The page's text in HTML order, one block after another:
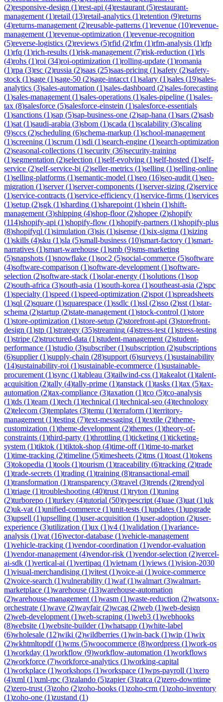
(2)responsive-design (1)rest-api (4)restaurant (5)restaurant-
management (1)retail (13)retail-analytics (1)retention (9)returns
(4)returns-management (2)reusable-patterns (1)revenue (10)revenue-
management (1)revenue-optimization (1)revenue-recognition
(5)reverse-logistics (2)reviews (5)rfid (2)rfm (1)rfm-analysis (1)rfp
(1)rfq (1)rich-results (1)risk-management (7)risk-reduction (1)rls
(4)rohs (1)roi (34)roi-optimization (1)rolling-update (1)romania
(1)rpa (3)rsc (2)russia (2)saas (25)saas-pricing (1)safety (2)safety-
stock (1)sage (1)sage-50 (2)sage-intacct (1)salary (1)sales (19)sales-
analytics (3)sales-automation (1)sales-dashboard (2)sales-forecasting
(1)sales-management (1)sales-operations (1)sales-pipeline (1)sales-
tax (8)salesforce (5)salesforce-einstein (1)salesforce-essentials
(1)sanctions (1)sap (5)sap-business-one (2)sap-hana (1)sars (2)sasb
(1)sat (1)saudi-arabia (3)sbom (1)scada (1)scalability (3)scaling
(9)sccs (2)scheduling (6)schema-markup (1)school-management
(1)screening (1)scrum (1)sdi (1)search-engine (1)search-optimization
(2)seasonal-collections (1)security (36)security-training
(1)segmentation (2)selection (1)self-evolving (1)self-hosted (1)self-
service (2)self-service-bi (2)seller-metrics (1)selling (1)selling-online
(1)selling-platforms (1)semantic-model (1)seo (16)seo-audit (1)seo-
migration (1)server(1)server-components (1)server-sizing (2)service
(1)service-contracts (1)service-efficiency (1)service-firms (1)services
(1)setup (2)sgk (1)sharding (1)sharepoint (1)shein (1)shift-
management (3)shipping (4)shop-floor(2)shopee (2)shopify
(114)shopify-api (1)shopify-flow (1)shopify-partners (1)shopify-plus
(8)shopifyql (1)simulation (3)sis (1)sisense (1)six-sigma (1)sizing
(1)skills (4)sku (1)sla (5)small-business (10)smart-factory (1)smart-
narratives (1)smart-warehouse (1)smb (9)sms-marketing
(5)snapshots (1)snowflake (1)soc2 (5)social-commerce (5)software
(4)software-comparison (1)software-development (1)software-
selection (2)software-stack (1)solar-energy (1)solutions (1)sop
(2)south-africa (3)south-asia (1)south-korea (1)southeast-asia (2)spc
(1)specialty (1)speed (1)speed-optimization (2)spot (1)spreadsheets
(1)sql (2)square (1)squarespace (1)ssdlc (1)ssl (2)sso (2)sst (1)star-
schema (2)startup (2)state-management (1)stock-control (1)store
(1)store-optimization (1)store-setup (2)storefront-api (3)storefront-
design (1)stp (1)strategy (35)streaming (4)stress-test (1)stress-testing
(1)stripe (2)structured-data (1)student-management (2)student-
performance (1)studio (3)subscriber(1)subscription (2)subscriptions
(6)supplier(1)supply-chain (28)support (6)surveys (1)sustainability
(14)sustainability-roi (1)sustainable-ecommerce (1)sustainable-
procurement (1)sync (1)tableau (3)tailwind-css (1)takealot (1)talent-
acquisition (2)tally (4)tally-prime (1)tanstack (1)tasks (1)tax (5)tax-
automation (2)tax-compliance (3)taxation (1)tco (5)tco-analysis
(1)tds (1)team (1)tech (1)technical (1)technical-seo (4)technology
(2)telecom (3)templates (3)temu (1)terraform (1)territory-
management (1)testing (7)text-messaging (1)textile (2)theme-
customization (1)theme-development (2)themes (1)theory-of-
constraints (1)third-party (1)throttling (1)ticketing (1)ticketing-
system (1)tiktok (1)tiktok-shop (4)time-off(1)time-to-market
(1)time-tracking (2)timeline (5)timesheets (2)tms (1)toast (1)tokens
(3)tokopedia (1)tools (1)tourism (1)traceability (6)tracking (2)trade
(1)trade-secrets (1)trading (1)training (8)transactional-email
(1)transformation (1)transparency (3)travel (3)trends (2)trendyol
(1)triage (1)troubleshooting (40)trust (1)tryton (1)tuning
(2)turborepo (1)turkey (4)tutorial (50)typescript (4)uae (3)uat (1)uk
(2)uk-vat (1)unified-commerce (1)unit-tests (1)updates (1)upgrade
(3)upsell (1)upselling (1)user-acquisition (1)user-adoption (2)user-
experience (3)utilization (1)ux (1)v4 (1)validation (1)variance-
analysis (1)vat (16)vector-database (1)vehicle-management
(1)vehicle-tracking (1)vendor-coordination (1)vendor-evaluation
(1)vendor-management (4)vendor-risk (1)vendor-selection (2)vercel-
ai-sdk (1)vertical-ai (1)vertipaq (1)vietnam (1)views (1)vision-2030
(1)visual-merchandising (1)vitest (1)voice-ai (1)voice-commerce
(2)voice-search (1)vulnerability (1)waf(1)walmart (3)walmart-
marketplace (1)warehouse (13)warehouse-automation
(2)warehouse-management (1)wasm (1)waste-reduction (2)watsonx-
orchestrate (1)wave (2)wayfair(2)wcag (2)web (1)web-design
(2)web-development (1)web-scraping (1)web3 (1)webhooks
(8)website (1)website-builder(1)whatsapp (1)white-label
(6)wholesale (12)wiki (2)wildberries (1)win-back (1)wip (1)wix
(2)wkhtmltopdf(1)wms (5)woocommerce (8)wordpress (1)work-os
(1)workday (1)workflow (9)workflow-automation (1)workflows
(2)workforce (7)workforce-analytics (1)working-capital
(1)workplace (1)workshops (1)workspace (1)wps-payroll (1)xero
(4)xml (1)xml-rpc (3)zalando (5)zapier(3)zatca (2)zero-downtime
(2)zero-trust (3)zoho (2)zoho-books (1)zoho-crm (1)zoho-inventory
(1)zoho-one (1)zustand (1)